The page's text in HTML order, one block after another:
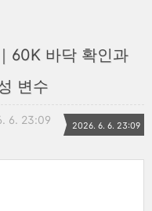
60K 바닥 확인과
변수
6. 23:09 2026. 6. 6. 23:09